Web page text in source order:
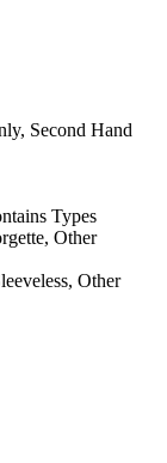
Second Hand
Types
Other
Other